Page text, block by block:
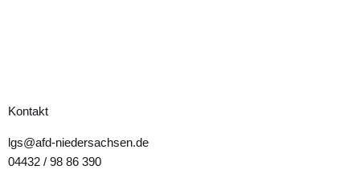
Kontakt
lgs@afd-niedersachsen.de
04432 / 98 86 390